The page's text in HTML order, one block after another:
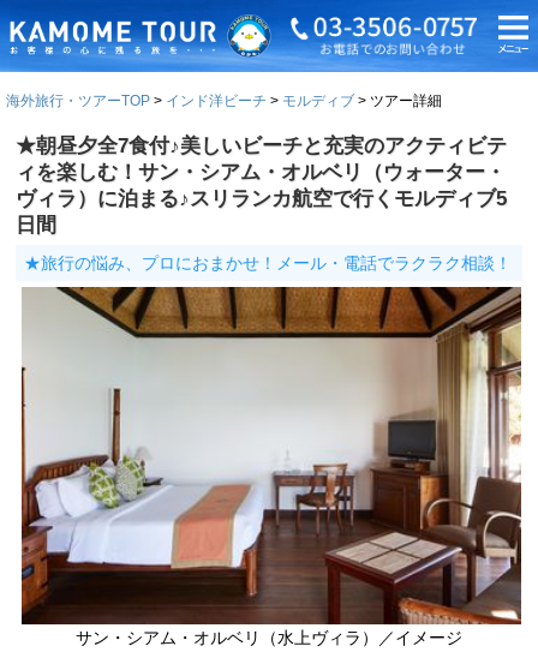
海外旅行・ツアーTOP インド洋ビーチ モルディブ ツアー詳細
★朝昼夕全7食付♪美しいビーチと充実のアクティビテ
ィを楽しむ！サン・シアム・オルベリ（ウォーター・
ヴィラ）に泊まる♪スリランカ航空で行くモルディブ5
日間
★旅行の悩み、プロにおまかせ！メール・電話でラクラク相談！
ベリ（水上ヴィラ）／イメージ サン・シアム・オル